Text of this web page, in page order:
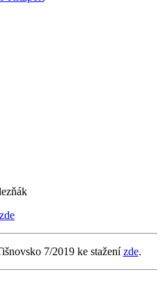
zde
7/2019 ke staženízde.